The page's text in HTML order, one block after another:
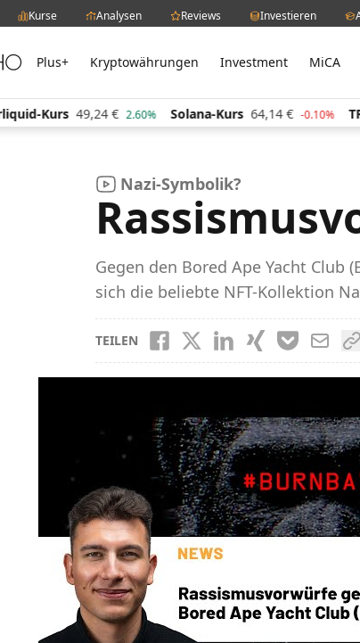
Kurse Analysen Reviews Investieren
Plus+ Kryptowährungen Investment MiCA
Kurs 49,24 € 2.60% Solana-Kurs 64,14 € -0.10%
Nazi-Symbolik?
Gegen den Bored Ape Yacht Club
sich die beliebte NFT-Kollektion
TEILEN